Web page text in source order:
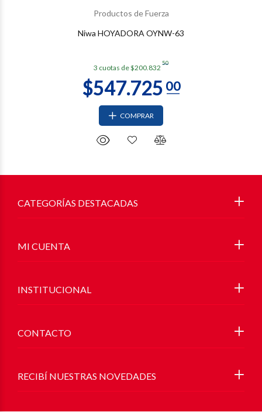
Productos de Fuerza
Niwa HOYADORA OYNW-63
3 cuotas de $200.832
50
COMPRAR
RECIBÍ NUESTRAS NOVEDADES
CATEGORÍAS DESTACADAS
MI CUENTA
INSTITUCIONAL
CONTACTO